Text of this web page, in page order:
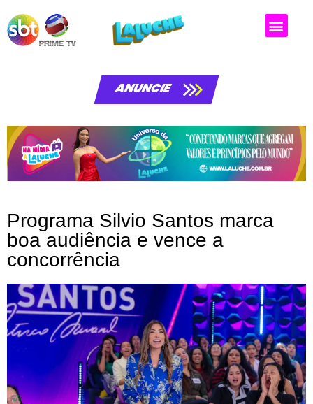
ANUNCIE
Programa Silvio Santos marca
boa audiência e vence a
concorrência